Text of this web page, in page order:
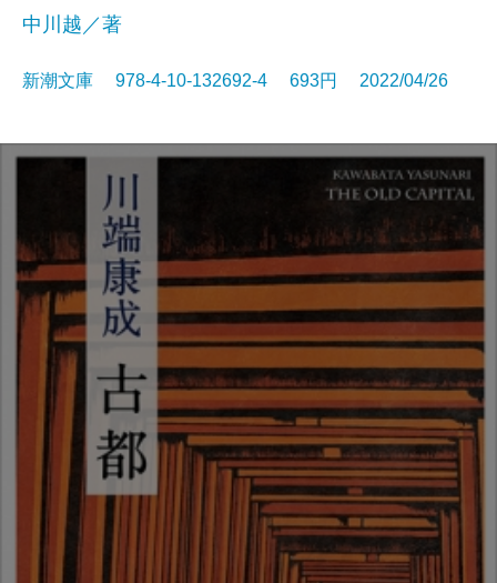
中川越／著
新潮文庫 978-4-10-132692-4 693円 2022/04/26